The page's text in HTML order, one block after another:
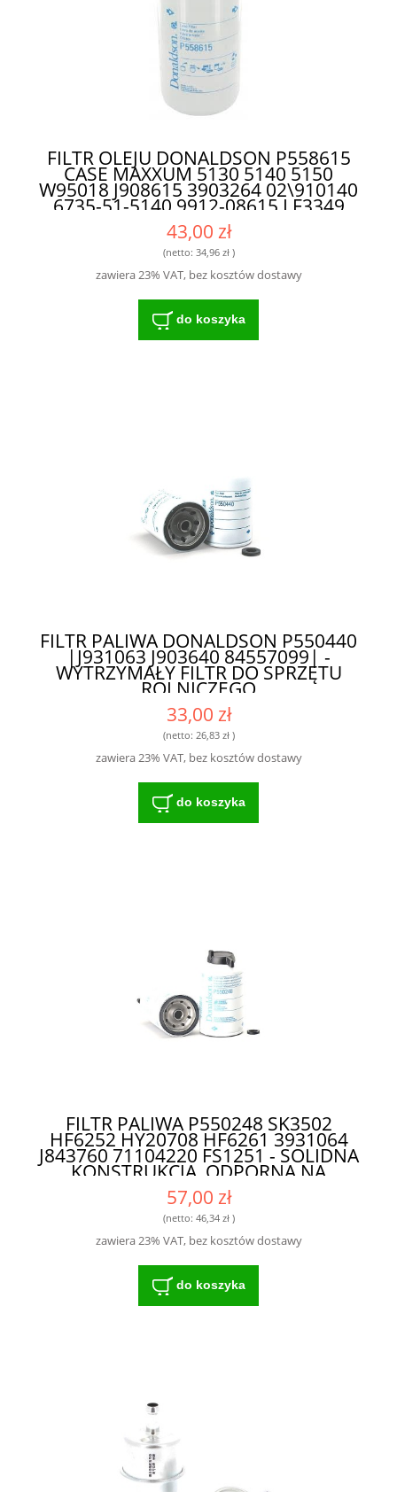
FILTR OLEJU DONALDSON P558615
CASE MAXXUM 5130 5140 5150
W95018 J908615 3903264 02\910140
6735-51-5140 9912-08615 LF3349
47368538 SO3349 - ZAAWANSOWANA
TECHNOLOGIA FILTRACJI DLA
ROLNICTWA
43,00 zł
(netto: 34,96 zł)
zawiera 23% VAT, bez kosztów dostawy
do koszyka
FILTR PALIWA DONALDSON P550440
|J931063 J903640 84557099| -
WYTRZYMAŁY FILTR DO SPRZĘTU
ROLNICZEGO
33,00 zł
(netto: 26,83 zł)
zawiera 23% VAT, bez kosztów dostawy
do koszyka
FILTR PALIWA P550248 SK3502
HF6252 HY20708 HF6261 3931064
J843760 71104220 FS1251 - SOLIDNA
KONSTRUKCJA, ODPORNA NA
TRUDNE WARUNKI
57,00 zł
(netto: 46,34 zł)
zawiera 23% VAT, bez kosztów dostawy
do koszyka